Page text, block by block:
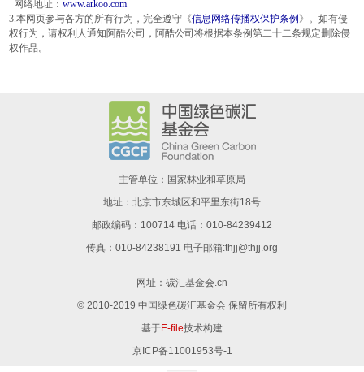
网络地址： www.arkoo.com
3.本网页参与各方的所有行为，完全遵守《信息网络传播权保护条例 》。如有侵
权行为，请权利人通知阿酷公司，阿酷公司将根据本条例第二十二条规定删除侵
权作品。
主管单位：国家林业和草原局
地址：北京市东城区和平里东街18号
邮政编码：100714 电话：010-84239412
传真：010-84238191 电子邮箱:thjj@thjj.org
网址： 碳汇基金会.cn
© 2010-2019 中国绿色碳汇基金会 保留所有权利
基于E-file技术构建
京ICP备11001953号-1